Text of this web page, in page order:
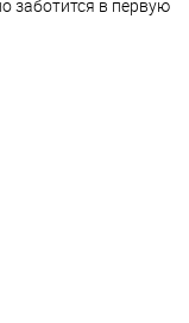
заботится в первую